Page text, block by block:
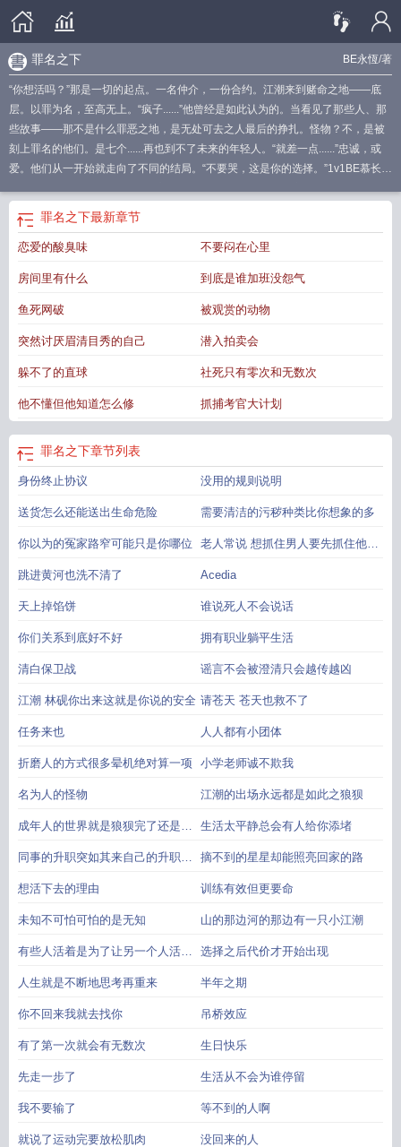
BE永恆/著
罪名之下
“你想活吗？”那是一切的起点。一名仲介，一份合约。江潮来到赌命之地——底
层。以罪为名，至高无上。“疯子......”他曾经是如此认为的。当看见了那些人、那
些故事——那不是什么罪恶之地，是无处可去之人最后的挣扎。怪物？不，是被
刻上罪名的他们。是七个......再也到不了未来的年轻人。“就差一点......”忠诚，或
爱。他们从一开始就走向了不同的结局。“不要哭，这是你的选择。”1v1BE慕长恨
罪恶之下 罪恶之名 罪城之下好玩吗
之子
词电影罪名罪名之歌 罪城之下配药我想看罪名
罪名之下最新章节
恋爱的酸臭味 不要闷在心里
房间里有什么 到底是谁加班没怨气
鱼死网破 被观赏的动物
突然讨厌眉清目秀的自己 潜入拍卖会
躲不了的直球 社死只有零次和无数次
他不懂但他知道怎么修 抓捕考官大计划
罪名之下章节列表
身份终止协议 没用的规则说明
送货怎么还能送出生命危险 需要清洁的污秽种类比你想象的多
你以为的冤家路窄可能只是你哪位 老人常说 想抓住男人要先抓住他的
胃
跳进黄河也洗不清了 Acedia
天上掉馅饼 谁说死人不会说话
你们关系到底好不好 拥有职业躺平生活
清白保卫战 谣言不会被澄清只会越传越凶
江潮 林砚你出来这就是你说的安全 请苍天 苍天也救不了
任务来也 人人都有小团体
折磨人的方式很多晕机绝对算一项 小学老师诚不欺我
名为人的怪物 江潮的出场永远都是如此之狼狈
成年人的世界就是狼狈完了还是要
工作
生活太平静总会有人给你添堵
同事的升职突如其来自己的升职遥
遥无期
摘不到的星星却能照亮回家的路
想活下去的理由 训练有效但更要命
未知不可怕可怕的是无知 山的那边河的那边有一只小江潮
有些人活着是为了让另一个人活得
像人
选择之后代价才开始出现
人生就是不断地思考再重来 半年之期
你不回来我就去找你 吊桥效应
有了第一次就会有无数次 生日快乐
先走一步了 生活从不会为谁停留
我不要输了 等不到的人啊
就说了运动完要放松肌肉 没回来的人